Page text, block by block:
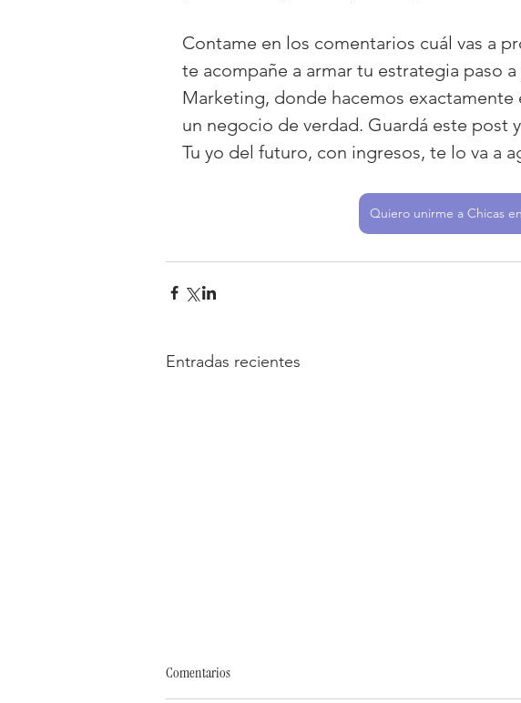
Contame en los comentarios cuál vas a
te acompañe a armar tu estrategia paso
Marketing, donde hacemos
un negocio de verdad. Guardá este post
Tu yo del futuro, con ingresos, te lo va a
Quiero unirme a Chicas
Entradas recientes
Comentarios